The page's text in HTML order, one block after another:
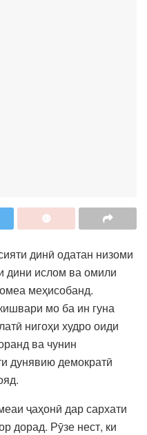
динӣ одатан низоми
дини ислом ва омили
меҳисобанд.
мо ба ин гуна
нигоҳи худро оиди
ва чунин
дунявию демократӣ
ҷаҳонӣ дар сархати
дорад. Рӯзе нест, ки